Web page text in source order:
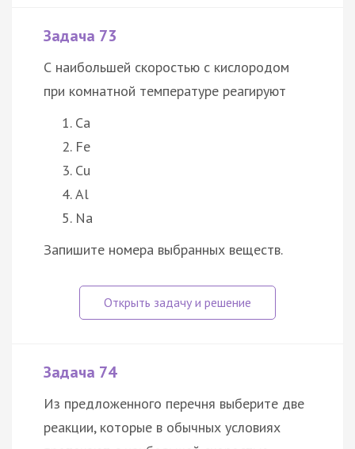
Задача 73
С наибольшей скоростью с кислородом
при комнатной температуре реагируют
Ca
Fe
Cu
Al
Na
Запишите номера выбранных веществ.
Задача 74
Из предложенного перечня выберите две
реакции, которые в обычных условиях